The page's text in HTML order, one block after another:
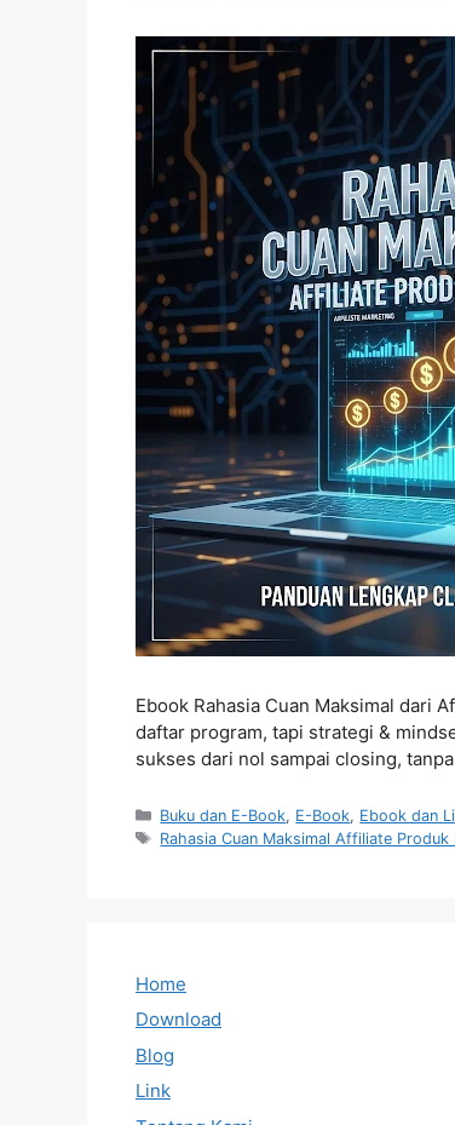
Ebook Rahasia Cuan Maksimal dari
daftar program, tapi strategi &
sukses dari nol sampai closing,
Categories
Buku dan E-Book, E-Book, Ebook dan
Tags
Rahasia Cuan Maksimal Affiliate Produk
Home
Download
Blog
Link